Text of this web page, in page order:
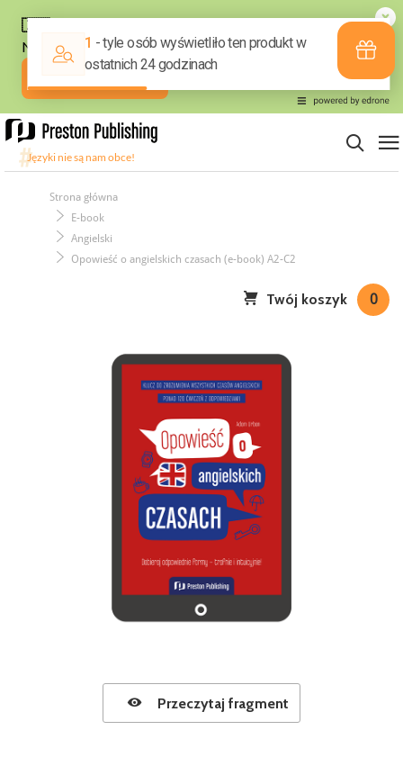
Strona główna
E-book
Angielski
Opowieść o angielskich czasach (e-book) A2-C2
Twój koszyk 0
Przeczytaj fragment